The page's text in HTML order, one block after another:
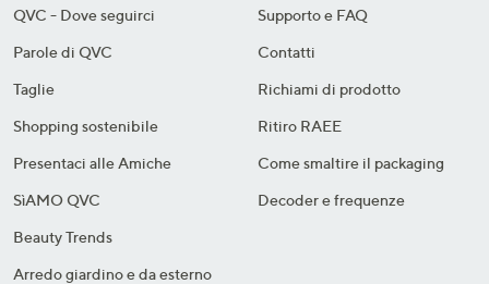
QVC - Dove seguirci
Parole di QVC
Taglie
Shopping sostenibile​
Presentaci alle Amiche
SìAMO QVC
Beauty Trends
Arredo giardino e da esterno
Supporto e FAQ
Contatti
Richiami di prodotto
Ritiro RAEE
Come smaltire il packaging​
Decoder e frequenze​